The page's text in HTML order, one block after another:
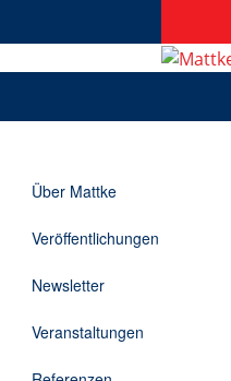
Applikationen
Informationen
Downloads
Kontakt
Über Mattke
Veröffentlichungen
Newsletter
Veranstaltungen